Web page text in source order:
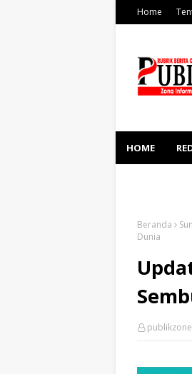
Home
HOME
Beranda
Dunia
publikzone